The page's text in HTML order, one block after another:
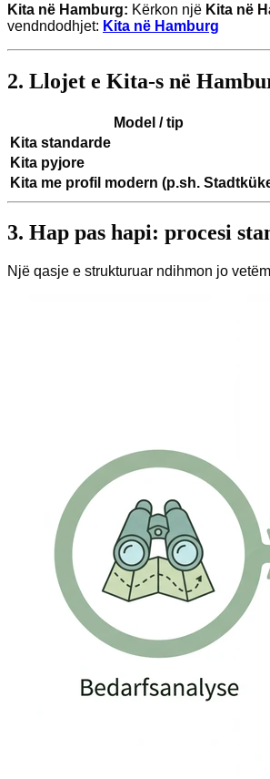
Kita në Hamburg: Kërkon një Kita në
vendndodhjet: Kita në Hamburg
2. Llojet e Kita-s në
Model / tip
Kita standarde
Kita pyjore
Kita me profil modern (p.sh.
3. Hap pas hapi: procesi
Një qasje e strukturuar ndihmon jo